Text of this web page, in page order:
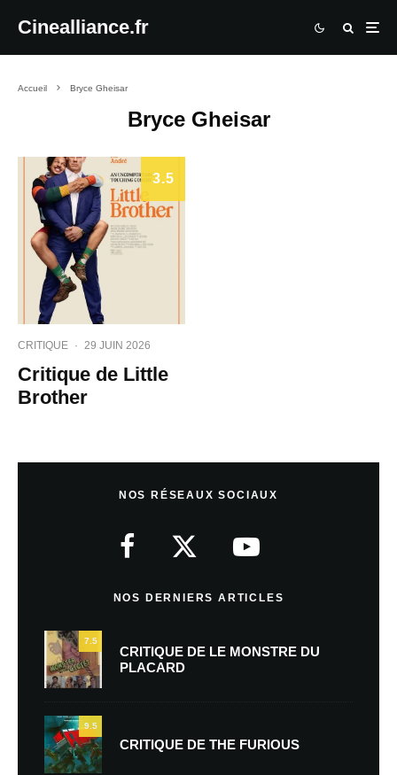
Cinealliance.fr
Accueil Bryce Gheisar
Bryce Gheisar
3.5
CRITIQUE · 29 JUIN 2026
Critique de Little
Brother
NOS RÉSEAUX SOCIAUX
NOS DERNIERS ARTICLES
7.5
CRITIQUE DE LE MONSTRE DU
PLACARD
9.5
CRITIQUE DE THE FURIOUS